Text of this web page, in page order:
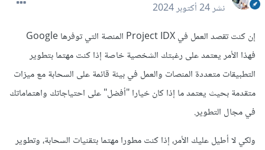
نشر24 أكتوبر 2024
إن كنت تقصد العمل في Project IDX المنصة التي توفرها Google
فهذا الأمر يعتمد على رغبتك الشخصية خاصة إذا كنت مهتما بتطوير
التطبيقات متعددة المنصات والعمل في بيئة قائمة على السحابة مع ميزات
متقدمة بحيث يعتمد ما إذا كان خيارا "أفضل" على احتياجاتك واهتماماتك
في مجال التطوير.
ولكي لا أطيل عليك الأمر، إذا كنت مطورا مهتما بتقنيات السحابة، وتطوير